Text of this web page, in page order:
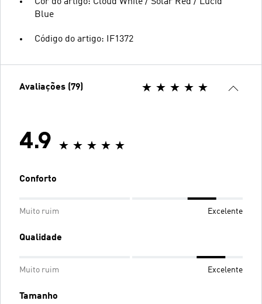
Blue
Código do artigo: IF1372
Avaliações (79)
4.9
Conforto
Muito ruim Excelente
Qualidade
Muito ruim Excelente
Tamanho